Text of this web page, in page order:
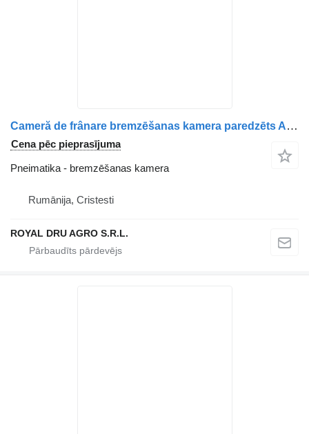
Cameră de frânare bremzēšanas kamera paredzēts AXA motrică MAN kravas automašīnas
Cena pēc pieprasījuma
Pneimatika - bremzēšanas kamera
Rumānija, Cristesti
ROYAL DRU AGRO S.R.L.